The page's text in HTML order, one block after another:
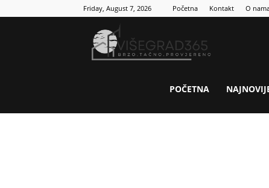
Friday, August 7, 2026 Početna Kontakt O
365
POČETNA